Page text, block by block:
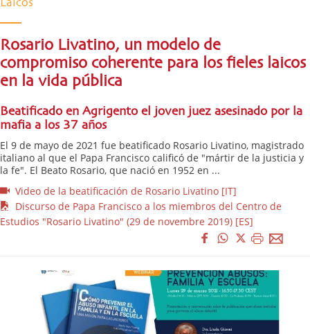
Laicos
Rosario Livatino, un modelo de
compromiso coherente para los fieles laicos
en la vida pública
Beatificado en Agrigento el joven juez asesinado por la
mafia a los 37 años
El 9 de mayo de 2021 fue beatificado Rosario Livatino, magistrado
italiano al que el Papa Francisco calificó de "mártir de la justicia y
la fe". El Beato Rosario, que nació en 1952 en ...
Video de la beatificación de Rosario Livatino [IT]
Discurso de Papa Francisco a los miembros del Centro de
Estudios "Rosario Livatino" (29 de novembre 2019) [ES]